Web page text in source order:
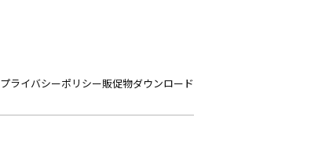
プライバシーポリシー販促物ダウンロード